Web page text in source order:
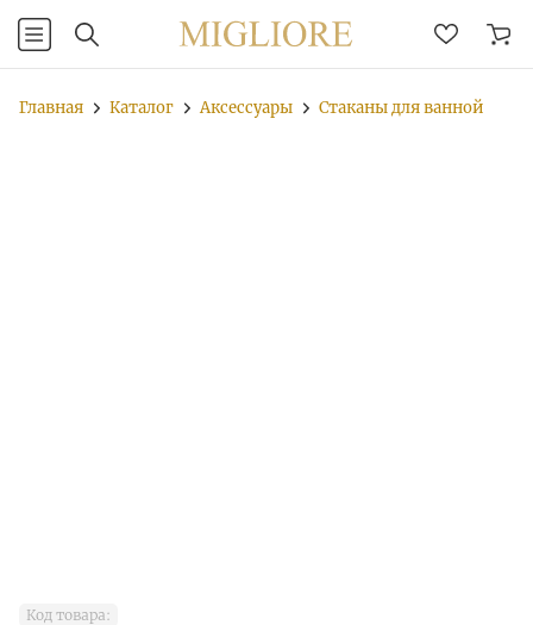
Главная Каталог Аксессуары Стаканы для ванной
Код товара: